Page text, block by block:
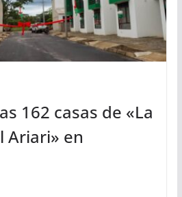
162 casas de «La
Ariari» en